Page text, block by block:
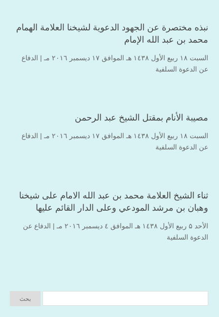
نبذه مختصرة عن الجهود الدعوية لشيخنا العلامة الهمام
محمد بن عبد الله الإمام
السبت ۱۸ ربيع الأول ۱٤۳۸ هـ الموافق ۱۷ ديسمبر ۲۰۱٦ مـ |
الدفاع
عن الدعوة السلفية
مصيبة الأنام بمقتل الشيخ عبد الرحمن
السبت ۱۸ ربيع الأول ۱٤۳۸ هـ الموافق ۱۷ ديسمبر ۲۰۱٦ مـ |
الدفاع
عن الدعوة السلفية
ثناء الشيخ العلامة محمد بن عبد الله الامام على شيخنا
وهبان بن مرشد المودعي وعلى الدار القائم عليها
الأحد ۵ ربيع الأول ۱٤۳۸ هـ الموافق ٤ ديسمبر ۲۰۱٦ مـ |
الدفاع عن
الدعوة السلفية